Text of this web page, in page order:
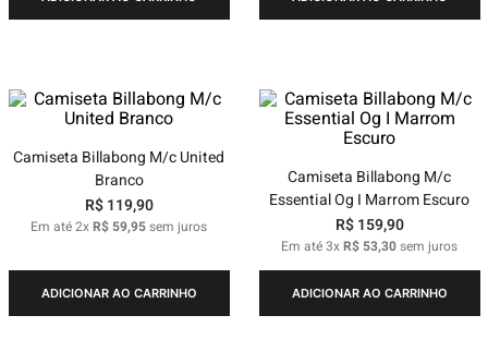
Camiseta Billabong M/c United
Branco
R$ 119,90
Em até2xR$ 59,95sem juros
ADICIONAR AO CARRINHO
Camiseta Billabong M/c
Essential Og I Marrom Escuro
R$ 159,90
Em até3xR$ 53,30sem juros
ADICIONAR AO CARRINHO